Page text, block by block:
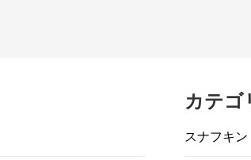
カテゴ
スナフキン